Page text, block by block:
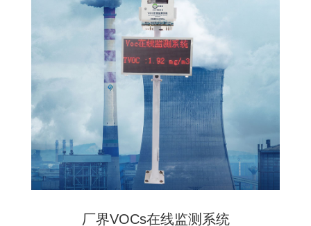
厂界VOCs在线监测系统